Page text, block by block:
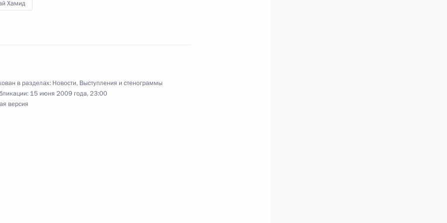
подвигов народа России»
Хамид
в разделах: Новости, Выступления и стенограммы
15 июня 2009 года, 23:00
версия